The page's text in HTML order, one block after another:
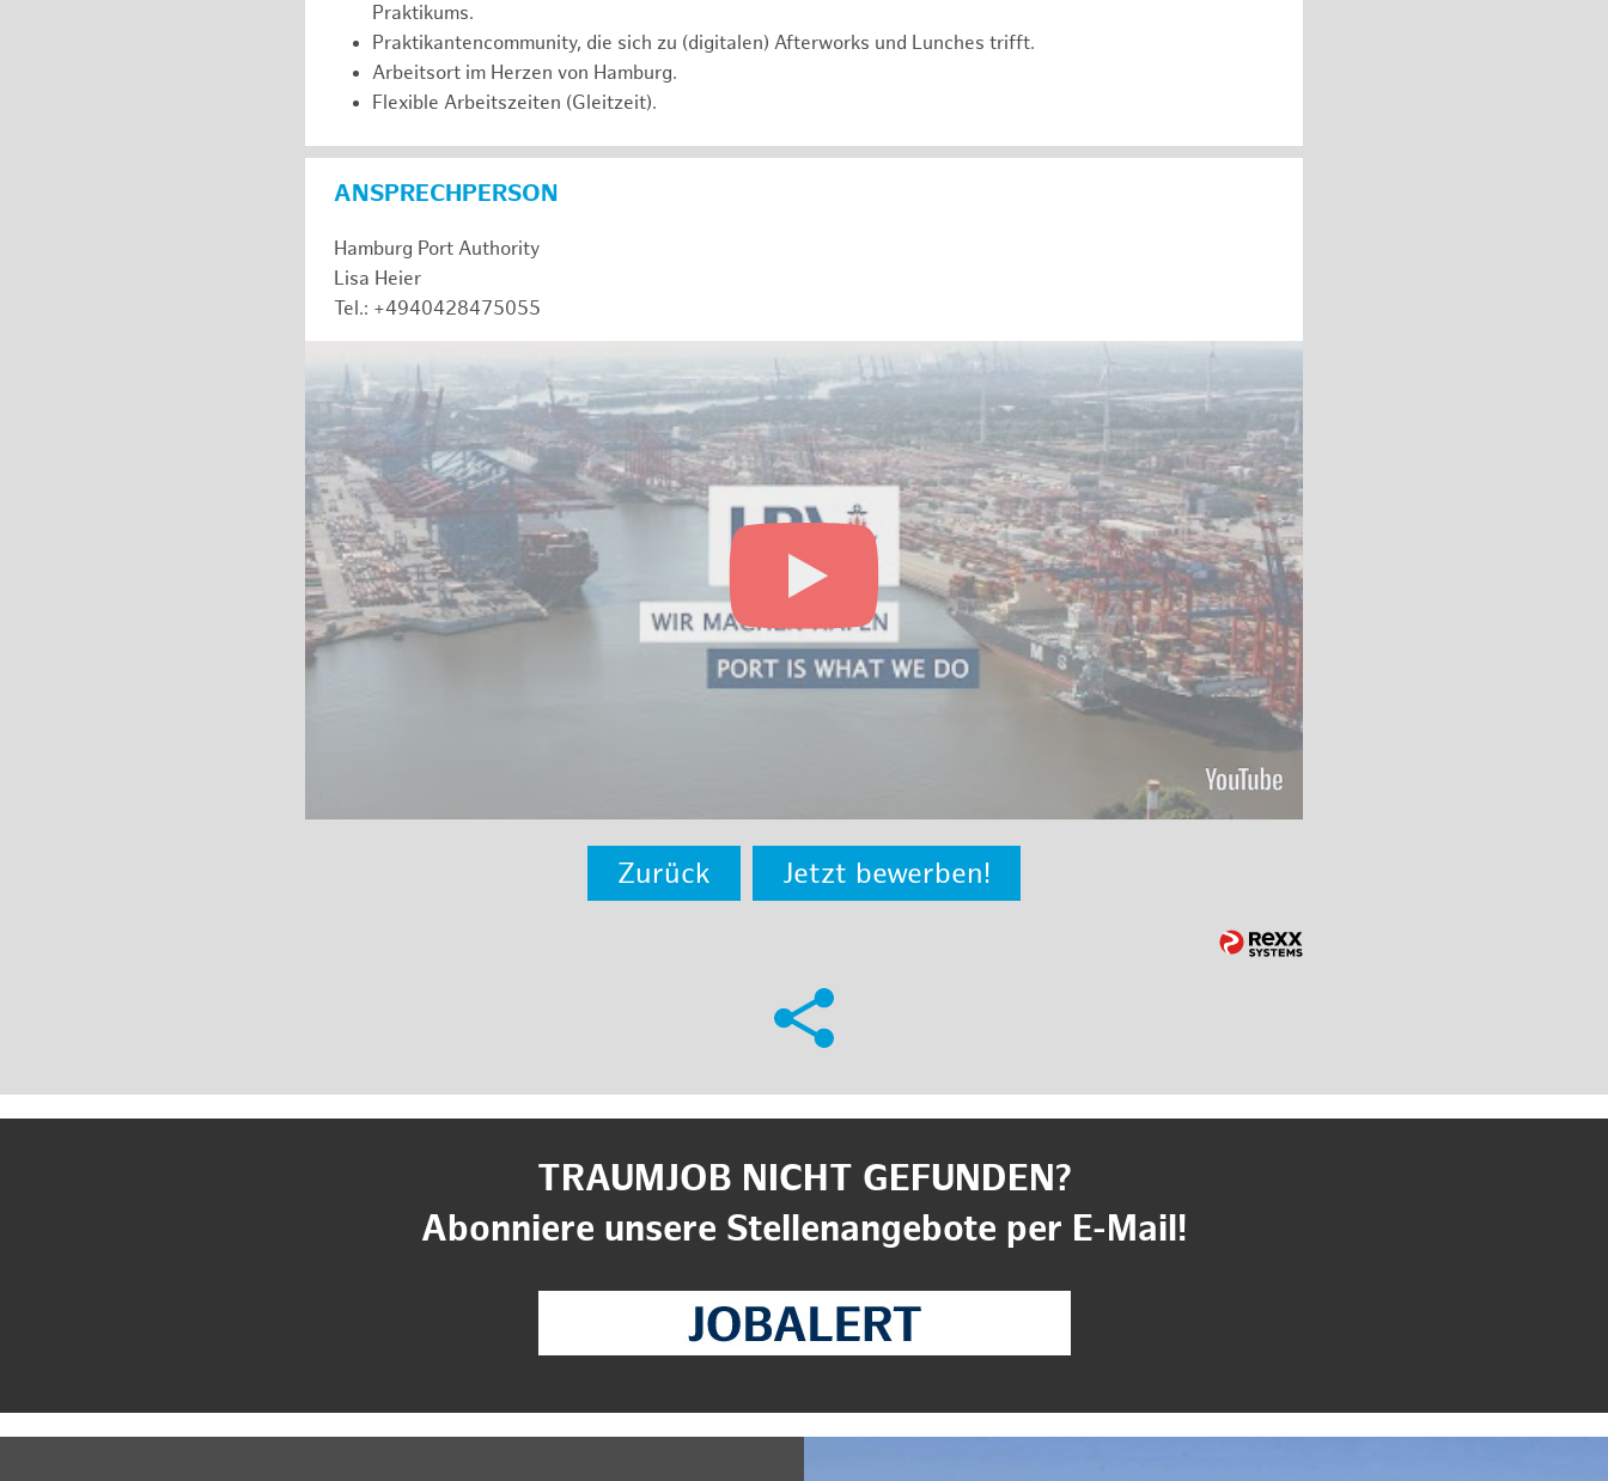
Praktikums.
Praktikantencommunity, die sich zu (digitalen) Afterworks und Lunches trifft.
Arbeitsort im Herzen von Hamburg.
Flexible Arbeitszeiten (Gleitzeit).
ANSPRECHPERSON
Hamburg Port Authority
Lisa Heier
Tel.: +4940428475055
Zurück Jetzt bewerben!
TRAUMJOB NICHT GEFUNDEN?
Abonniere unsere Stellenangebote per E-Mail!